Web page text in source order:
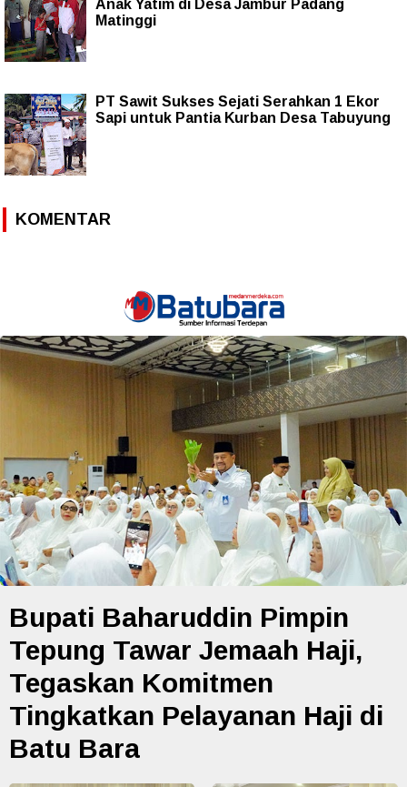
Anak Yatim di Desa Jambur Padang
Matinggi
PT Sawit Sukses Sejati Serahkan 1 Ekor
Sapi untuk Pantia Kurban Desa Tabuyung
KOMENTAR
Bupati Baharuddin Pimpin
Tepung Tawar Jemaah Haji,
Tegaskan Komitmen
Tingkatkan Pelayanan Haji di
Batu Bara